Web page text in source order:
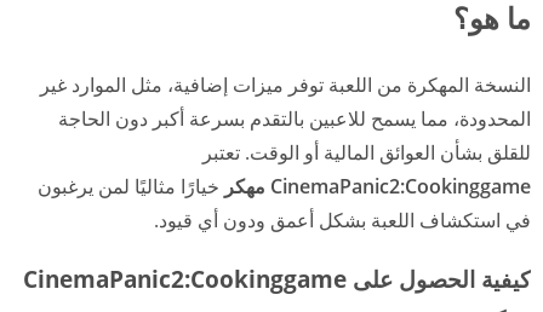
ما هو؟
النسخة المهكرة من اللعبة توفر ميزات إضافية، مثل الموارد غير
المحدودة، مما يسمح للاعبين بالتقدم بسرعة أكبر دون الحاجة
للقلق بشأن العوائق المالية أو الوقت. تعتبر
CinemaPanic2:Cookinggame مهكر
خيارًا مثاليًا لمن يرغبون
في استكشاف اللعبة بشكل أعمق ودون أي قيود.
كيفية الحصول على CinemaPanic2:Cookinggame